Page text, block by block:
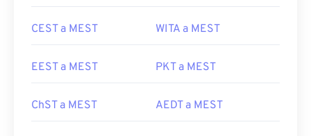
CEST a MEST WITA a MEST
EEST a MEST PKT a MEST
ChST a MEST AEDT a MEST